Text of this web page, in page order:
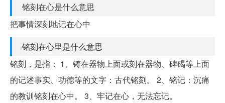
铭刻在心是什么意思
把事情深刻地记在心中
铭刻在心里是什么意思
铭刻，是指： 1、铸在器物上面或刻在器物、碑碣等上面
的记述事实、功德等的文字：古代铭刻。 2、铭记：沉痛
的教训铭刻在心中。 3、牢记在心，无法忘记。